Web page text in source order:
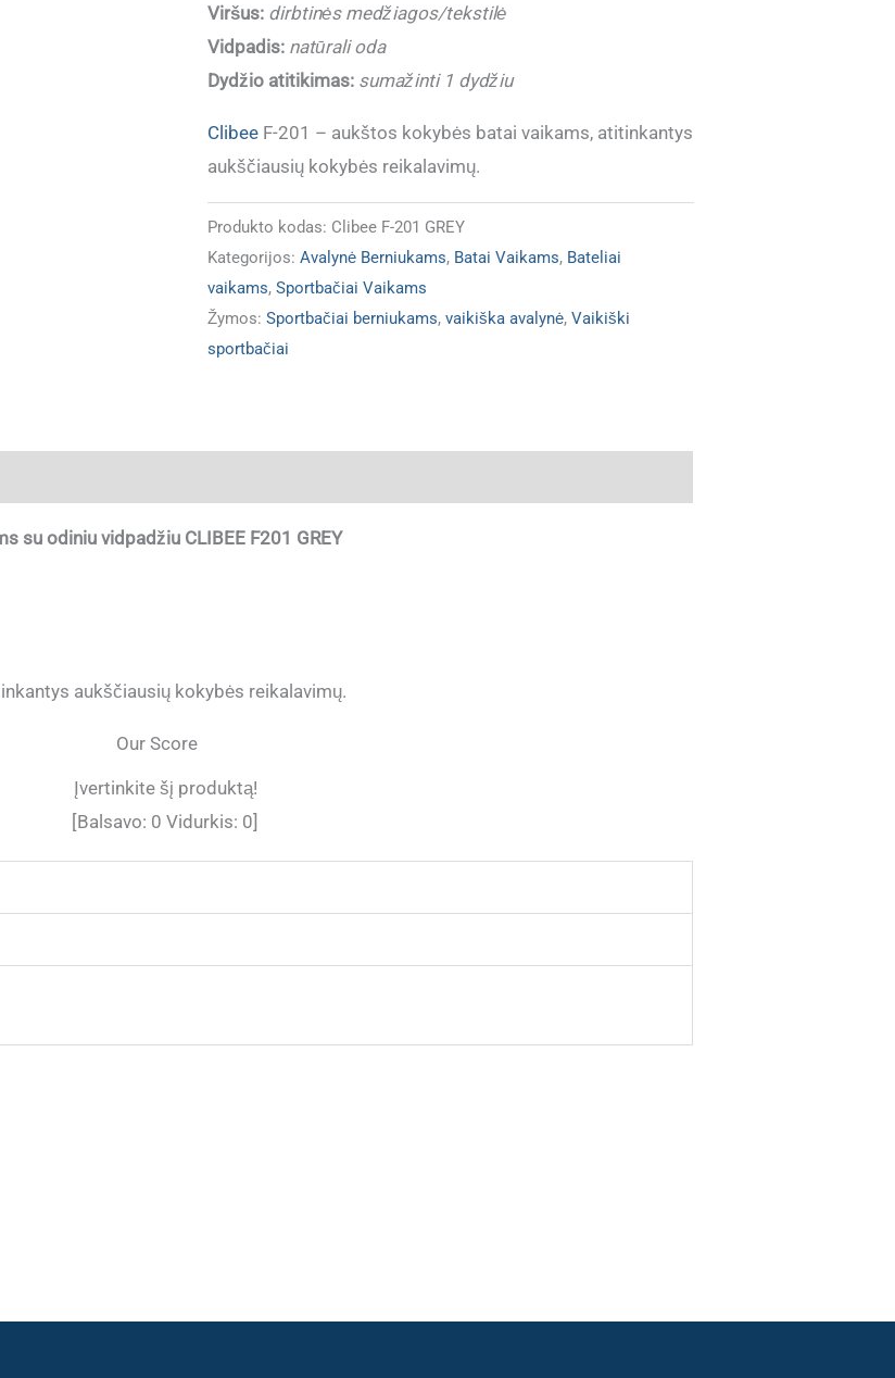
F201
GREY
Viršus: dirbtinės medžiagos/tekstilė
Vidpadis: natūrali oda
Dydžio atitikimas: sumažinti 1 dydžiu
ClibeeF-201 – aukštos kokybės batai vaikams, atitinkantys
aukščiausių kokybės reikalavimų.
Produkto kodas: Clibee F-201 GREY
Kategorijos: Avalynė Berniukams, Batai Vaikams, Bateliai
vaikams, Sportbačiai Vaikams
Žymos: Sportbačiai berniukams, vaikiška avalynė, Vaikiški
sportbačiai
su odiniu vidpadžiu CLIBEE F201 GREY
aukščiausių kokybės reikalavimų.
Our Score
Įvertinkite šį produktą!
[Balsavo: 0 Vidurkis: 0]